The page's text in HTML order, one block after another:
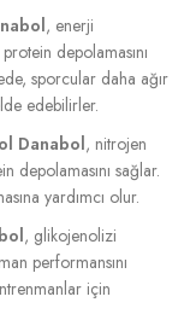
, enerji
depolamasını
sporcular daha ağır
edebilirler.
Danabol, nitrojen
depolamasını sağlar.
yardımcı olur.
, glikojenolizi
performansını
için